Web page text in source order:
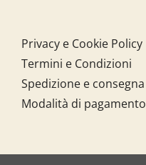
Privacy e Cookie Policy
Termini e Condizioni
Spedizione e consegna
Modalità di pagamento